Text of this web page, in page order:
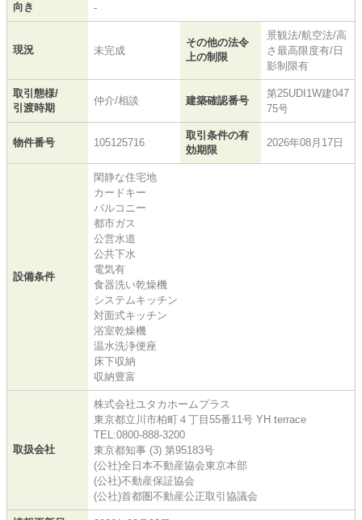
向き -
現況 未完成
その他の法令
上の制限
景観法/航空法/高
さ最高限度有/日
影制限有
取引態様/
引渡時期
仲介/相談 建築確認番号
第25UDI1W建047
75号
物件番号 105125716
取引条件の有
効期限
2026年08月17日
設備条件
閑静な住宅地
カードキー
バルコニー
都市ガス
公営水道
公共下水
電気有
食器洗い乾燥機
システムキッチン
対面式キッチン
浴室乾燥機
温水洗浄便座
床下収納
収納豊富
取扱会社
株式会社ユタカホームプラス
東京都立川市柏町４丁目55番11号 YH terrace
TEL:0800-888-3200
東京都知事 (3) 第95183号
(公社)全日本不動産協会東京本部
(公社)不動産保証協会
(公社)首都圏不動産公正取引協議会